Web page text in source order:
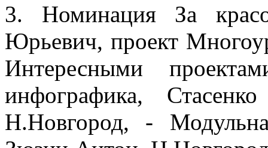
3. Номинация За
Юрьевич, проект
Интересными
инфографика,
Н.Новгород, -